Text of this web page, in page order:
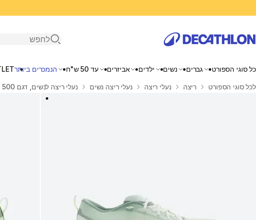
פתיחת חיפוש
כל סוגי הספורט גברים נשים ילדים אביזרים עד 50 ש"ח הנמכרים ביותר
בית
לכל סוגי הספורט ריצה נעלי ריצה נעלי ריצה נשים נעלי ריצה לנשים, דגם Kiprun Cushion 500 - ירוק